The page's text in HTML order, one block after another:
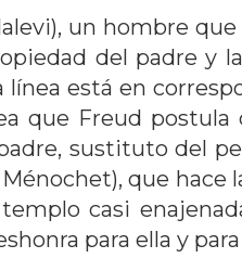
un hombre
del padre y
está en
que Freud
sustituto del
que hace
casi
para ella y